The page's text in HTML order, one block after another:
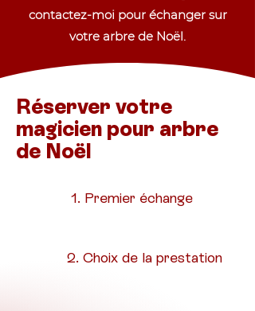
contactez-moi pour échanger sur
votre arbre de Noël.
Réserver votre
magicien pour arbre
de Noël
1. Premier échange
2. Choix de la prestation